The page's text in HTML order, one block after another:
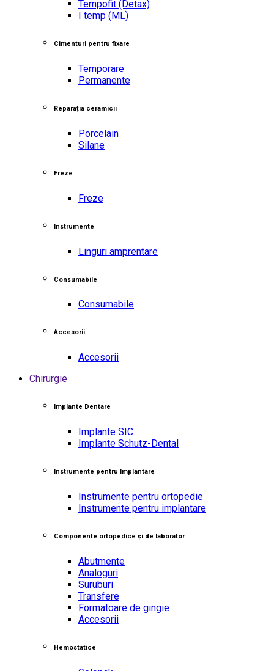
Tempofit (Detax)
I temp (ML)
Cimenturi pentru fixare
Temporare
Permanente
Reparația ceramicii
Porcelain
Silane
Freze
Freze
Instrumente
Linguri amprentare
Consumabile
Consumabile
Accesorii
Accesorii
Chirurgie
Implante Dentare
Implante SIC
Implante Schutz-Dental
Instrumente pentru Implantare
Instrumente pentru ortopedie
Instrumente pentru implantare
Componente ortopedice și de laborator
Abutmente
Analoguri
Suruburi
Transfere
Formatoare de gingie
Accesorii
Hemostatice